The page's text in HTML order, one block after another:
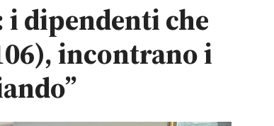
i dipendenti che
incontrano i